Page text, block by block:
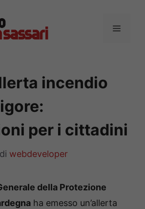
MENU
incendio
per i cittadini
di webdeveloper
della Protezione
ha emesso un’allerta